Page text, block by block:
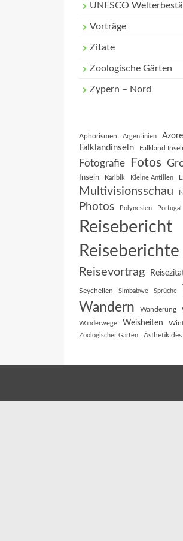
UNESCO
Vorträge
Zitate
Zoologische Gärten
Zypern – Nord
Aphorismen Argentinien
Falklandinseln Falkland
Fotografie Fotos
Inseln Karibik Kleine Antillen
Multivisionsschau
Photos Polynesien Portugal
Reisebericht
Reiseberichte
Reisevortrag
Seychellen Simbabwe Sprüche
Wandern Wanderung
Wanderwege Weisheiten
Zoologischer Garten Ästhetik des